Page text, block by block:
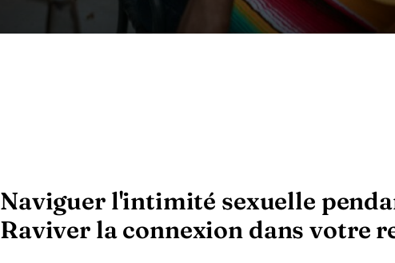
Naviguer l'intimité sexuelle
Raviver la connexion dans votre